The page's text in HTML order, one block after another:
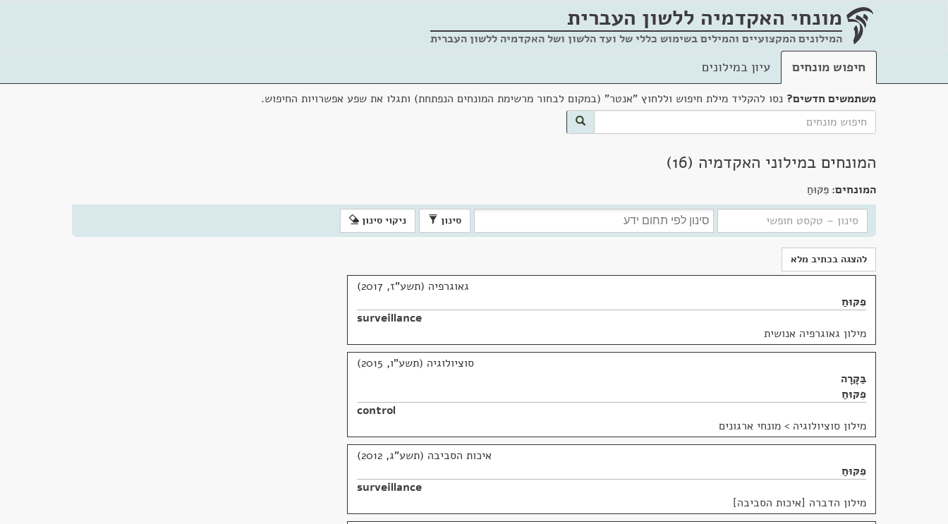
מונחי האקדמיה ללשון העברית
המילונים המקצועיים והמילים בשימוש כללי של ועד הלשון ושל האקדמיה ללשון העברית
חיפוש מונחים עיון במילונים
משתמשים חדשים? נסו להקליד מילת חיפוש וללחוץ "אנטר" (במקום לבחור מרשימת המונחים הנפתחת) ותגלו את שפע אפשרויות החיפוש.
המונחים במילוני האקדמיה (16)
המונחים: פִּקּוּחַ
סינון ניקוי סינון
להצגה בכתיב מלא
גאוגרפיה (תשע"ז, 2017)
פִּקּוּחַ
surveillance
מילון גאוגרפיה אנושית
סוציולוגיה (תשע"ו, 2015)
בַּקָּרָה
פִּקּוּחַ
control
מילון סוציולוגיה > מונחי ארגונים
איכות הסביבה (תשע"ג, 2012)
פִּקּוּחַ
surveillance
מילון הדברה [איכות הסביבה]